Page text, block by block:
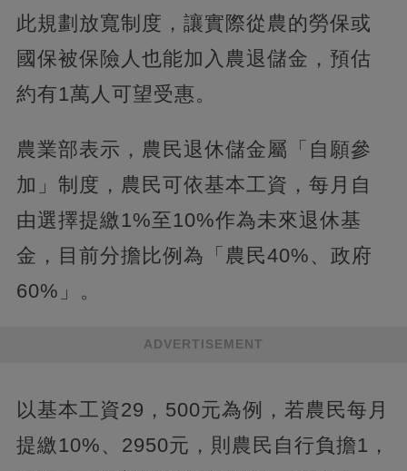
此規劃放寬制度，讓實際從農的勞保或
國保被保險人也能加入農退儲金，預估
約有1萬人可望受惠。
農業部表示，農民退休儲金屬「自願參
加」制度，農民可依基本工資，每月自
由選擇提繳1%至10%作為未來退休基
金，目前分擔比例為「農民40%、政府
60%」。
ADVERTISEMENT
以基本工資29，500元為例，若農民每月
提繳10%、2950元，則農民自行負擔1，